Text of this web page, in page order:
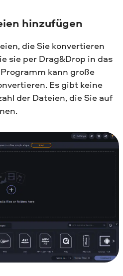
hinzufügen
die Sie konvertieren
sie per Drag&Drop in das
kann große
Es gibt keine
der Dateien, die Sie auf